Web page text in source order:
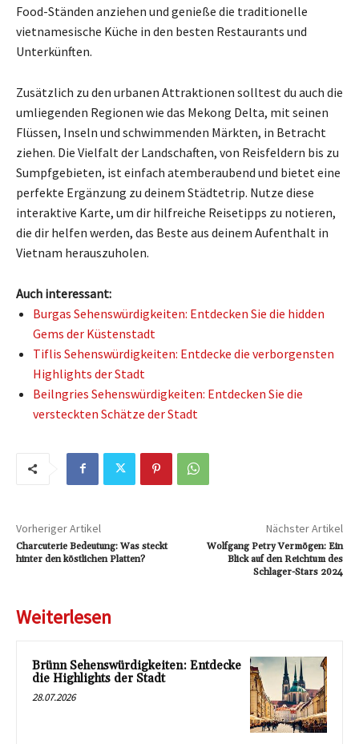
Food-Ständen anziehen und genieße die traditionelle
vietnamesische Küche in den besten Restaurants und
Unterkünften.
Zusätzlich zu den urbanen Attraktionen solltest du auch die
umliegenden Regionen wie das Mekong Delta, mit seinen
Flüssen, Inseln und schwimmenden Märkten, in Betracht
ziehen. Die Vielfalt der Landschaften, von Reisfeldern bis zu
Sumpfgebieten, ist einfach atemberaubend und bietet eine
perfekte Ergänzung zu deinem Städtetrip. Nutze diese
interaktive Karte, um dir hilfreiche Reisetipps zu notieren,
die dir helfen werden, das Beste aus deinem Aufenthalt in
Vietnam herauszuholen.
Auch interessant:
Burgas Sehenswürdigkeiten: Entdecken Sie die hidden
Gems der Küstenstadt
Tiflis Sehenswürdigkeiten: Entdecke die verborgensten
Highlights der Stadt
Beilngries Sehenswürdigkeiten: Entdecken Sie die
versteckten Schätze der Stadt
Vorheriger Artikel
Charcuterie Bedeutung: Was steckt
hinter den köstlichen Platten?
Nächster Artikel
Wolfgang Petry Vermögen: Ein
Blick auf den Reichtum des
Schlager-Stars 2024
Weiterlesen
Brünn Sehenswürdigkeiten: Entdecke
die Highlights der Stadt
28.07.2026